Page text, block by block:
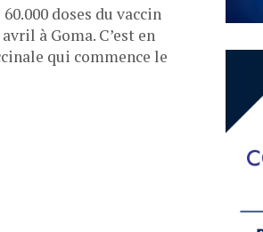
doses du vaccin
à Goma. C’est en
qui commence le